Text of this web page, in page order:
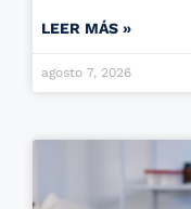
LEER MÁS »
agosto 7, 2026